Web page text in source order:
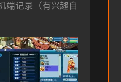
端记录（有兴趣自